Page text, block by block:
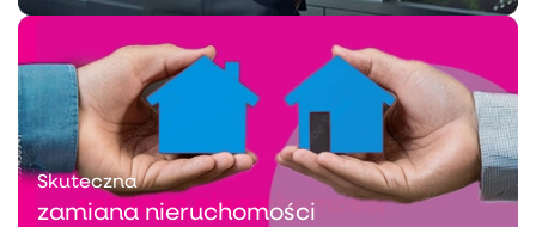
Skuteczna
zamiana nieruchomości